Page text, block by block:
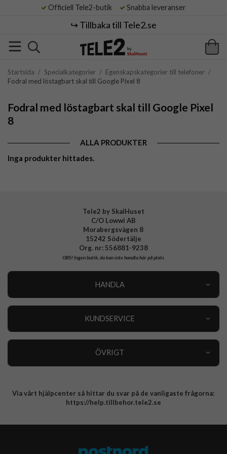
Officiell Tele2-butik Snabba leveranser
↪️ Tillbaka till Tele2.se
Startsida / Specialkategorier / Egenskapskategorier till telefoner /
Fodral med löstagbart skal till Google Pixel 8
Fodral med löstagbart skal till Google Pixel
8
ALLA PRODUKTER
Inga produkter hittades.
Tele2 by SkalHuset
C/O Lowwi AB
Morabergsvägen 8
15242 Södertälje
Org. nr: 556881-9238
OBS!Ingen butik, du kan inte handla här på plats
HANDLA
KUNDSERVICE
ÖVRIGT
Integritetspolicy
Via vårt hjälpcenter så hittar du svar på de vanligaste frågorna:
https://help.tillbehor.tele2.se